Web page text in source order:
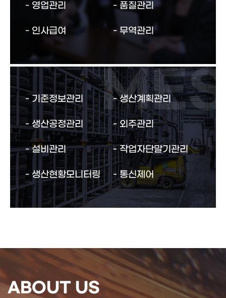
영업관리 품질관리
인사급여 무역관리
기준정보관리 생산계획관리
생산공정관리 외주관리
설비관리 작업자단말기관리
생산현황모니터링 통신제어
ABOUT US